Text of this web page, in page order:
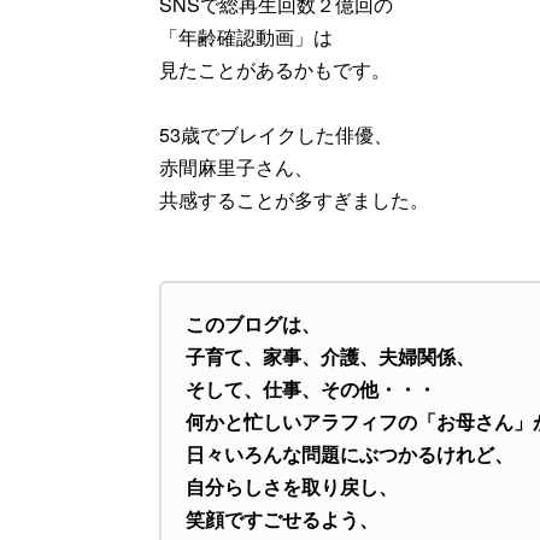
「年齢確認動画」は
見たことがあるかもです。
53歳でブレイクした俳優、
赤間麻里子さん、
共感することが多すぎました。
このブログは、
子育て、家事、介護、夫婦関係、
そして、仕事、その他・・・
何かと忙しいアラフィフの「お母さん」
日々いろんな問題にぶつかるけれど、
自分らしさを取り戻し、
笑顔ですごせるよう、